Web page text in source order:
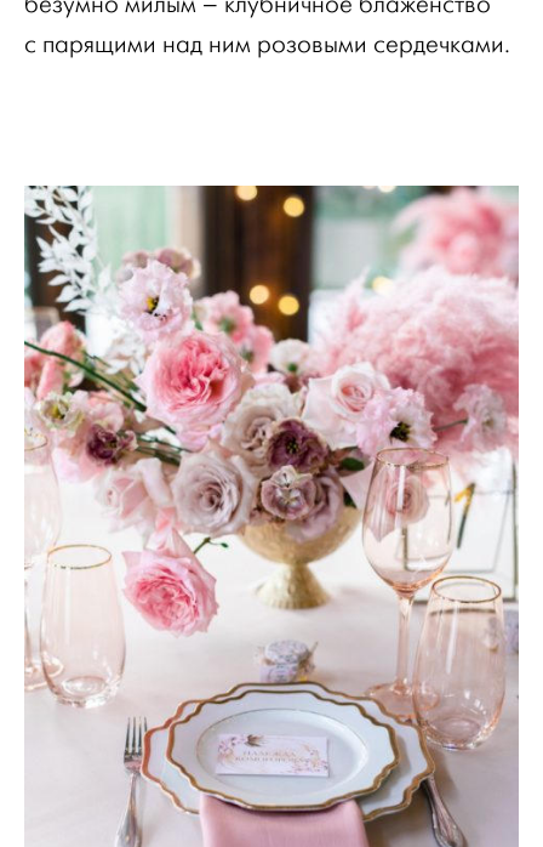
с парящими над ним розовыми сердечками.